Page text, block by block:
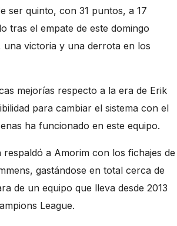
ser quinto, con 31 puntos, a 17
tras el empate de este domingo
una victoria y una derrota en los
mejorías respecto a la era de Erik
para cambiar el sistema con el
ha funcionado en este equipo.
a Amorim con los fichajes de
gastándose en total cerca de
de un equipo que lleva desde 2013
League.